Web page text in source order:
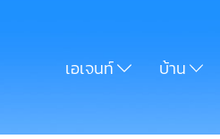
เอเจนท์ บ้าน